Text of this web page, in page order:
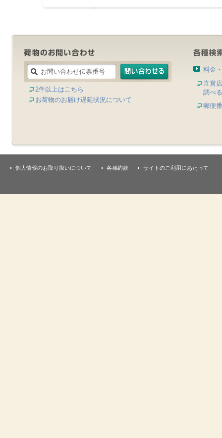
2件以上はこちら
お荷物のお届け遅延状況について
料金
直営
調べる
郵便
個人情報のお取り扱いについて 各種約款 サイトのご利用にあたって